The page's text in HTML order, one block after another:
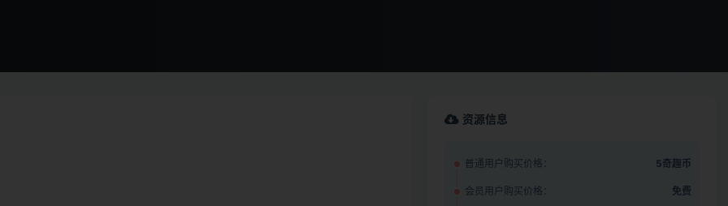
资源信息
普通用户购买价格： 5奇趣币
会员用户购买价格： 免费